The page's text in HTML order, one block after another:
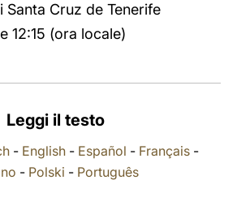
中文
Santa Cruz de Tenerife
12:15 (ora locale)
Leggi il testo
- English- Español - Français-
- Polski - Português